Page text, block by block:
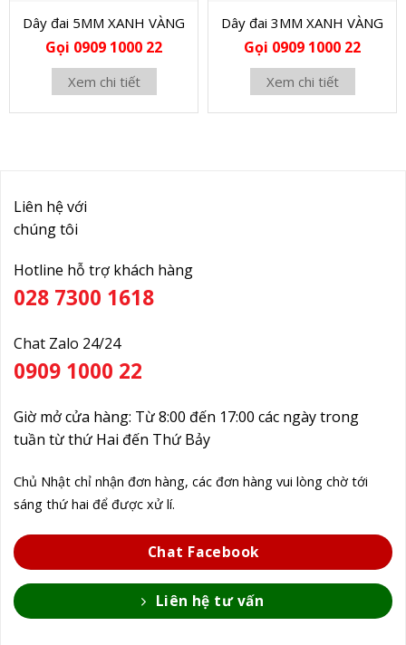
Dây đai 5MM XANH VÀNG
Gọi 0909 1000 22
Xem chi tiết
Dây đai 3MM XANH VÀNG
Gọi 0909 1000 22
Xem chi tiết
Liên hệ với
chúng tôi
Hotline hỗ trợ khách hàng
028 7300 1618
Chat Zalo 24/24
0909 1000 22
Giờ mở cửa hàng: Từ 8:00 đến 17:00 các ngày trong
tuần từ thứ Hai đến Thứ Bảy
Chủ Nhật chỉ nhận đơn hàng, các đơn hàng vui lòng chờ tới
sáng thứ hai để được xử lí.
Chat Facebook
Liên hệ tư vấn